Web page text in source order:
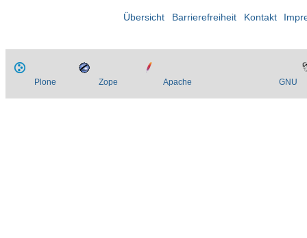
Übersicht Barrierefreiheit Kontakt
Plone Zope Apache GNU